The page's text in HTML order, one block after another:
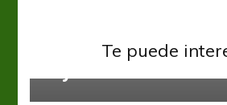
Te puede
Bundesliga: Bayern,